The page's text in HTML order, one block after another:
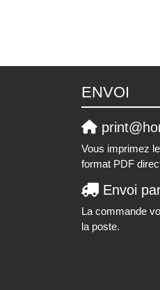
ENVOI
Vous imprimez
format PDF
Envoi
La commande
la poste.